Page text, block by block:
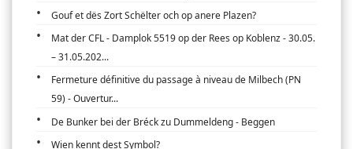
Gouf et dës Zort Schëlter och op anere Plazen?
Mat der CFL - Damplok 5519 op der Rees op Koblenz - 30.05.
– 31.05.202...
Fermeture définitive du passage à niveau de Milbech (PN
59) - Ouvertur...
De Bunker bei der Bréck zu Dummeldeng - Beggen
Wien kennt dest Symbol?